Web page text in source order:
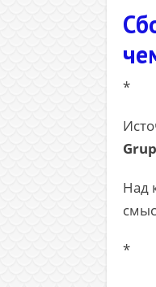
*
Над
*